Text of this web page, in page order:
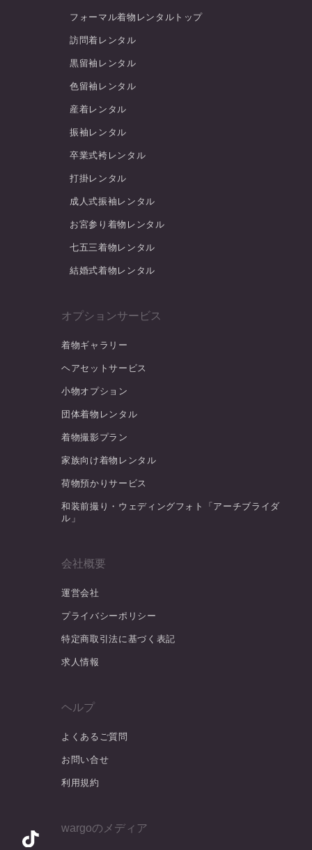
フォーマル着物レンタルトップ
訪問着レンタル
黒留袖レンタル
色留袖レンタル
産着レンタル
振袖レンタル
卒業式袴レンタル
打掛レンタル
成人式振袖レンタル
お宮参り着物レンタル
七五三着物レンタル
結婚式着物レンタル
オプションサービス
着物ギャラリー
ヘアセットサービス
小物オプション
団体着物レンタル
着物撮影プラン
家族向け着物レンタル
荷物預かりサービス
和装前撮り・ウェディングフォト「アーチブライダ
ル」
会社概要
運営会社
プライバシーポリシー
特定商取引法に基づく表記
求人情報
ヘルプ
よくあるご質問
お問い合せ
利用規約
wargoのメディア